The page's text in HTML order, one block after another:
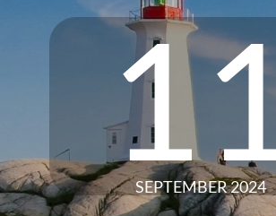
SEPTEMBER 2024